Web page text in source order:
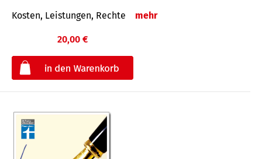
Kosten, Leistungen, Rechte mehr
20,00 €